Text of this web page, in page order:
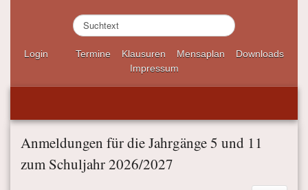
S
u
c
n
.
Login Termine Klausuren Mensaplan
Downloads
Impressum
Anmeldungen für die Jahrgänge 5 und 11
zum Schuljahr 2026/2027